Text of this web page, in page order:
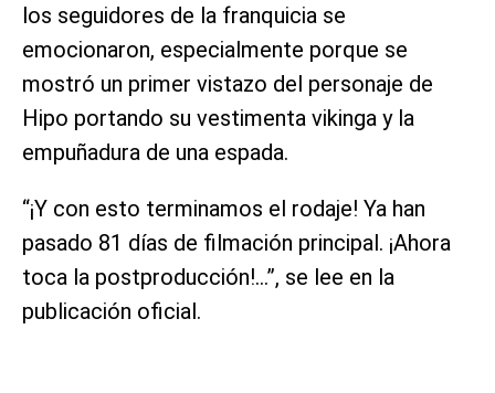
los seguidores de la franquicia se
emocionaron, especialmente porque se
mostró un primer vistazo del personaje de
Hipo portando su vestimenta vikinga y la
empuñadura de una espada.
“¡Y con esto terminamos el rodaje! Ya han
pasado 81 días de filmación principal. ¡Ahora
toca la postproducción!…”, se lee en la
publicación oficial.